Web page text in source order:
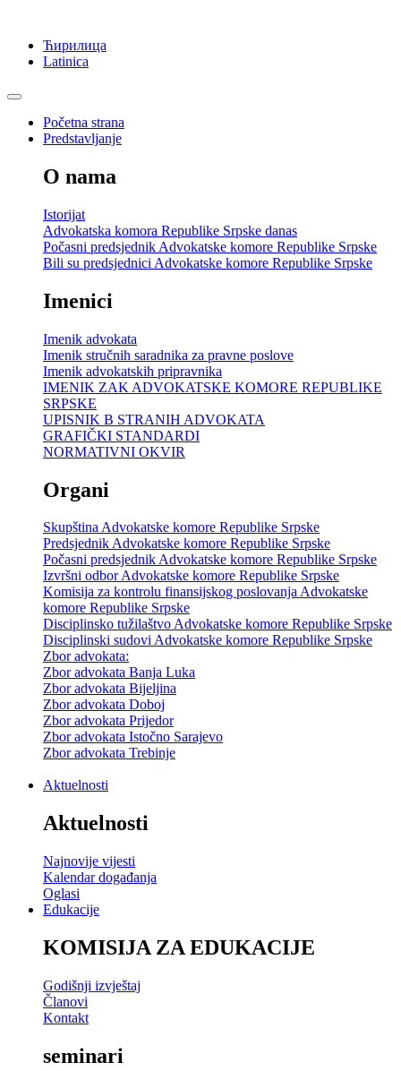
Ћирилица
Latinica
Početna strana
Predstavljanje
O nama
Istorijat
Advokatska komora Republike Srpske danas
Počasni predsjednik Advokatske komore Republike Srpske
Bili su predsjednici Advokatske komore Republike Srpske
Imenici
Imenik advokata
Imenik stručnih saradnika za pravne poslove
Imenik advokatskih pripravnika
IMENIK ZAK ADVOKATSKE KOMORE REPUBLIKE
SRPSKE
UPISNIK B STRANIH ADVOKATA
GRAFIČKI STANDARDI
NORMATIVNI OKVIR
Organi
Skupština Advokatske komore Republike Srpske
Predsjednik Advokatske komore Republike Srpske
Počasni predsjednik Advokatske komore Republike Srpske
Izvršni odbor Advokatske komore Republike Srpske
Komisija za kontrolu finansijskog poslovanja Advokatske
komore Republike Srpske
Disciplinsko tužilaštvo Advokatske komore Republike Srpske
Disciplinski sudovi Advokatske komore Republike Srpske
Zbor advokata:
Zbor advokata Banja Luka
Zbor advokata Bijeljina
Zbor advokata Doboj
Zbor advokata Prijedor
Zbor advokata Istočno Sarajevo
Zbor advokata Trebinje
Aktuelnosti
Aktuelnosti
Najnovije vijesti
Kalendar događanja
Oglasi
Edukacije
KOMISIJA ZA EDUKACIJE
Godišnji izvještaj
Članovi
Kontakt
seminari